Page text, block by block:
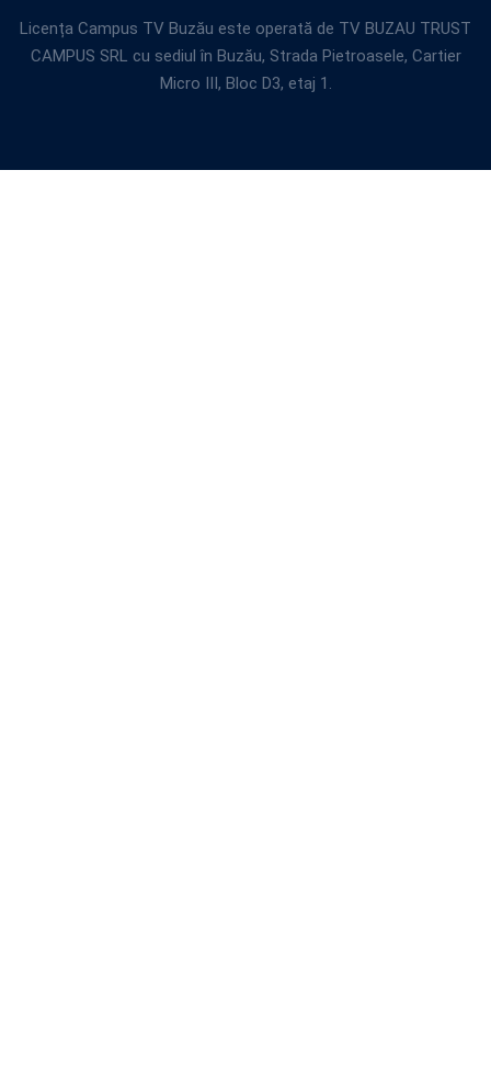
Licența Campus TV Buzău este operată de TV BUZAU TRUST
CAMPUS SRL cu sediul în Buzău, Strada Pietroasele, Cartier
Micro III, Bloc D3, etaj 1.